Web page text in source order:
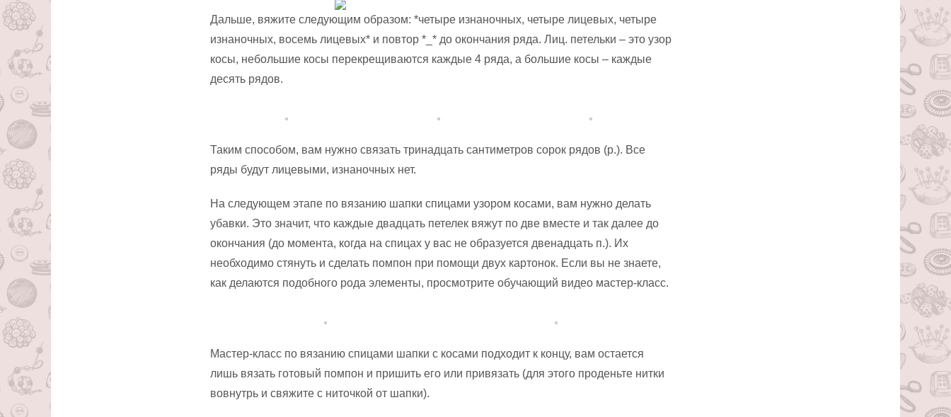
Дальше, вяжите следующим образом: *четыре изнаночных, четыре лицевых, четыре
изнаночных, восемь лицевых* и повтор *_* до окончания ряда. Лиц. петельки – это узор
косы, небольшие косы перекрещиваются каждые 4 ряда, а большие косы – каждые
десять рядов.
Таким способом, вам нужно связать тринадцать сантиметров сорок рядов (р.). Все
ряды будут лицевыми, изнаночных нет.
На следующем этапе по вязанию шапки спицами узором косами, вам нужно делать
убавки. Это значит, что каждые двадцать петелек вяжут по две вместе и так далее до
окончания (до момента, когда на спицах у вас не образуется двенадцать п.). Их
необходимо стянуть и сделать помпон при помощи двух картонок. Если вы не знаете,
как делаются подобного рода элементы, просмотрите обучающий видео мастер-класс.
Мастер-класс по вязанию спицами шапки с косами подходит к концу, вам остается
лишь вязать готовый помпон и пришить его или привязать (для этого проденьте нитки
вовнутрь и свяжите с ниточкой от шапки).